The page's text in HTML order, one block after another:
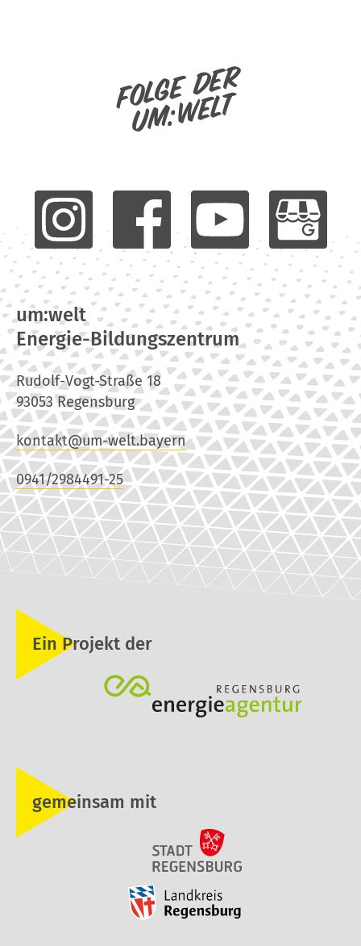
Folge der
um:welt
um:welt
Energie-Bildungszentrum
Rudolf-Vogt-Straße 18
93053 Regensburg
kontakt@um-welt.bayern
0941/2984491-25
Ein Projekt der
gemeinsam mit